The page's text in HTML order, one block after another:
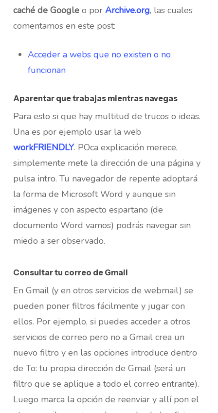
caché de Googleo por Archive.org, las cuales
comentamos en este post:
Acceder a webs que no existen o no
funcionan
Aparentar que trabajas mientras navegas
Para esto si que hay multitud de trucos o ideas.
Una es por ejemplo usar la web
workFRIENDLY. POca explicación merece,
simplemente mete la dirección de una página y
pulsa intro. Tu navegador de repente adoptará
la forma de Microsoft Word y aunque sin
imágenes y con aspecto espartano (de
documento Word vamos) podrás navegar sin
miedo a ser observado.
Consultar tu correo de Gmail
En Gmail (y en otros servicios de webmail) se
pueden poner filtros fácilmente y jugar con
ellos. Por ejemplo, si puedes acceder a otros
servicios de correo pero no a Gmail crea un
nuevo filtro y en las opciones introduce dentro
de To: tu propia dirección de Gmail (será un
filtro que se aplique a todo el correo entrante).
Luego marca la opción de reenviar y allí pon el